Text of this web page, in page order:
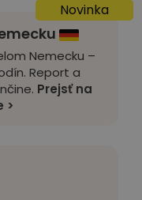
Novinka
Nemecku –
Report a
Prejsť na
>